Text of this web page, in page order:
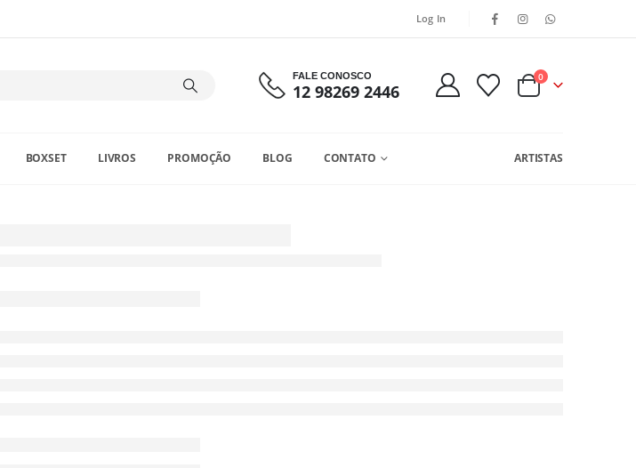
Log In
FALE CONOSCO
12 98269 2446
0
BOXSET LIVROS PROMOÇÃO BLOG CONTATO ARTISTAS